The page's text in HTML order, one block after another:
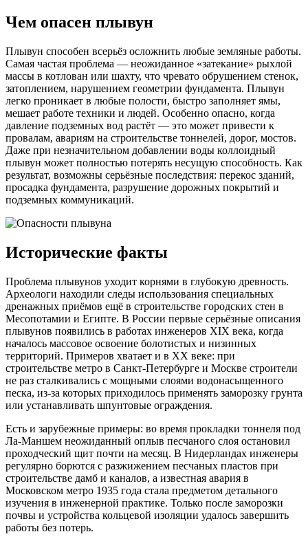
Чем опасен плывун
Плывун способен всерьёз осложнить любые земляные работы.
Самая частая проблема — неожиданное «затекание» рыхлой
массы в котлован или шахту, что чревато обрушением стенок,
затоплением, нарушением геометрии фундамента. Плывун
легко проникает в любые полости, быстро заполняет ямы,
мешает работе техники и людей. Особенно опасно, когда
давление подземных вод растёт — это может привести к
провалам, авариям на строительстве тоннелей, дорог, мостов.
Даже при незначительном добавлении воды коллоидный
плывун может полностью потерять несущую способность. Как
результат, возможны серьёзные последствия: перекос зданий,
просадка фундамента, разрушение дорожных покрытий и
подземных коммуникаций.
Исторические факты
Проблема плывунов уходит корнями в глубокую древность.
Археологи находили следы использования специальных
дренажных приёмов ещё в строительстве городских стен в
Месопотамии и Египте. В России первые серьёзные описания
плывунов появились в работах инженеров XIX века, когда
началось массовое освоение болотистых и низинных
территорий. Примеров хватает и в XX веке: при
строительстве метро в Санкт-Петербурге и Москве строители
не раз сталкивались с мощными слоями водонасыщенного
песка, из-за которых приходилось применять заморозку грунта
или устанавливать шпунтовые ограждения.
Есть и зарубежные примеры: во время прокладки тоннеля под
Ла-Маншем неожиданный оплыв песчаного слоя остановил
проходческий щит почти на месяц. В Нидерландах инженеры
регулярно борются с разжижением песчаных пластов при
строительстве дамб и каналов, а известная авария в
Московском метро 1935 года стала предметом детального
изучения в инженерной практике. Только после заморозки
почвы и устройства кольцевой изоляции удалось завершить
работы без потерь.